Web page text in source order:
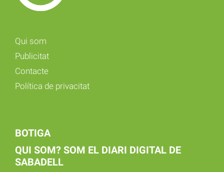
Qui som
Publicitat
Contacte
Política de privacitat
BOTIGA
QUI SOM? SOM EL DIARI DIGITAL DE
SABADELL